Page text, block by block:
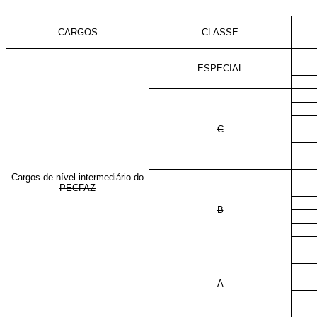
CARGOS CLASSE
Cargos de nível intermediário do
PECFAZ
ESPECIAL
C
B
A